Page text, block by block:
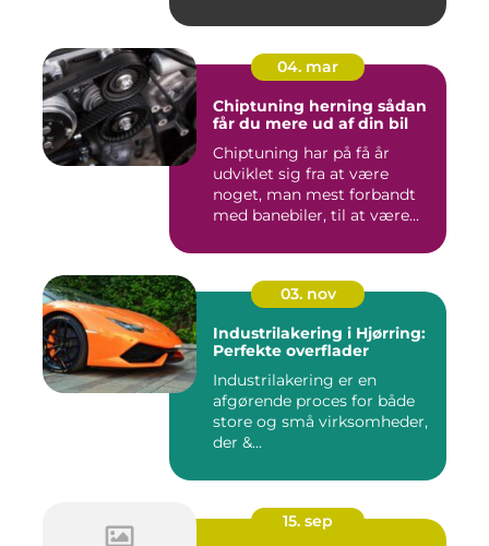
04. mar
Chiptuning herning sådan
får du mere ud af din bil
Chiptuning har på få år
udviklet sig fra at være
noget, man mest forbandt
med banebiler, til at være...
03. nov
Industrilakering i Hjørring:
Perfekte overflader
Industrilakering er en
afgørende proces for både
store og små virksomheder,
der &...
15. sep